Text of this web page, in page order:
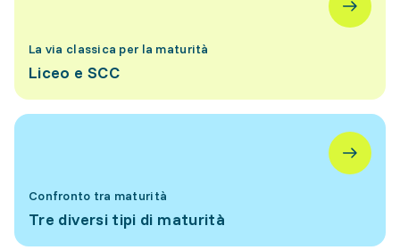
La via classica per la maturità
Liceo e SCC
Confronto tra maturità
Tre diversi tipi di maturità